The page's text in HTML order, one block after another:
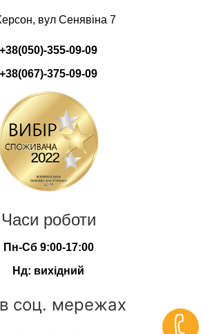
вул Сенявіна 7
+38(050)-355-09-09
+38(067)-375-09-09
Часи роботи
Пн-Сб 9:00-17:00
Нд: вихідний
соц. мережах